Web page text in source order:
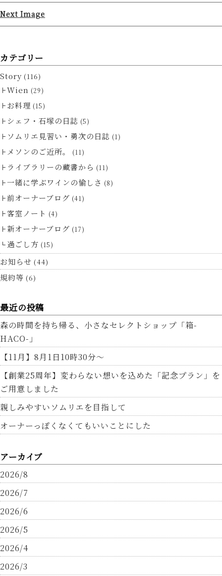
Next Image
カテゴリー
Story (116)
Wien (29)
お料理 (15)
シェフ・石塚の日誌 (5)
ソムリエ見習い・勇次の日誌 (1)
メソンのご近所。 (11)
ライブラリーの蔵書から (11)
一緒に学ぶワインの愉しさ (8)
前オーナーブログ (41)
客室ノート (4)
新オーナーブログ (17)
過ごし方 (15)
お知らせ (44)
規約等 (6)
最近の投稿
森の時間を持ち帰る、小さなセレクトショップ「箱-
HACO-」
【11月】8月1日10時30分～
【創業25周年】変わらない想いを込めた「記念プラン」を
ご用意しました
親しみやすいソムリエを目指して
オーナーっぽくなくてもいいことにした
アーカイブ
2026/8
2026/7
2026/6
2026/5
2026/4
2026/3